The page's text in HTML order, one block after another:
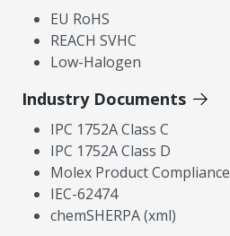
EU RoHS
REACH SVHC
Low-Halogen
Industry Documents
IPC 1752A Class C
IPC 1752A Class D
Molex Product
IEC-62474
chemSHERPA (xml)